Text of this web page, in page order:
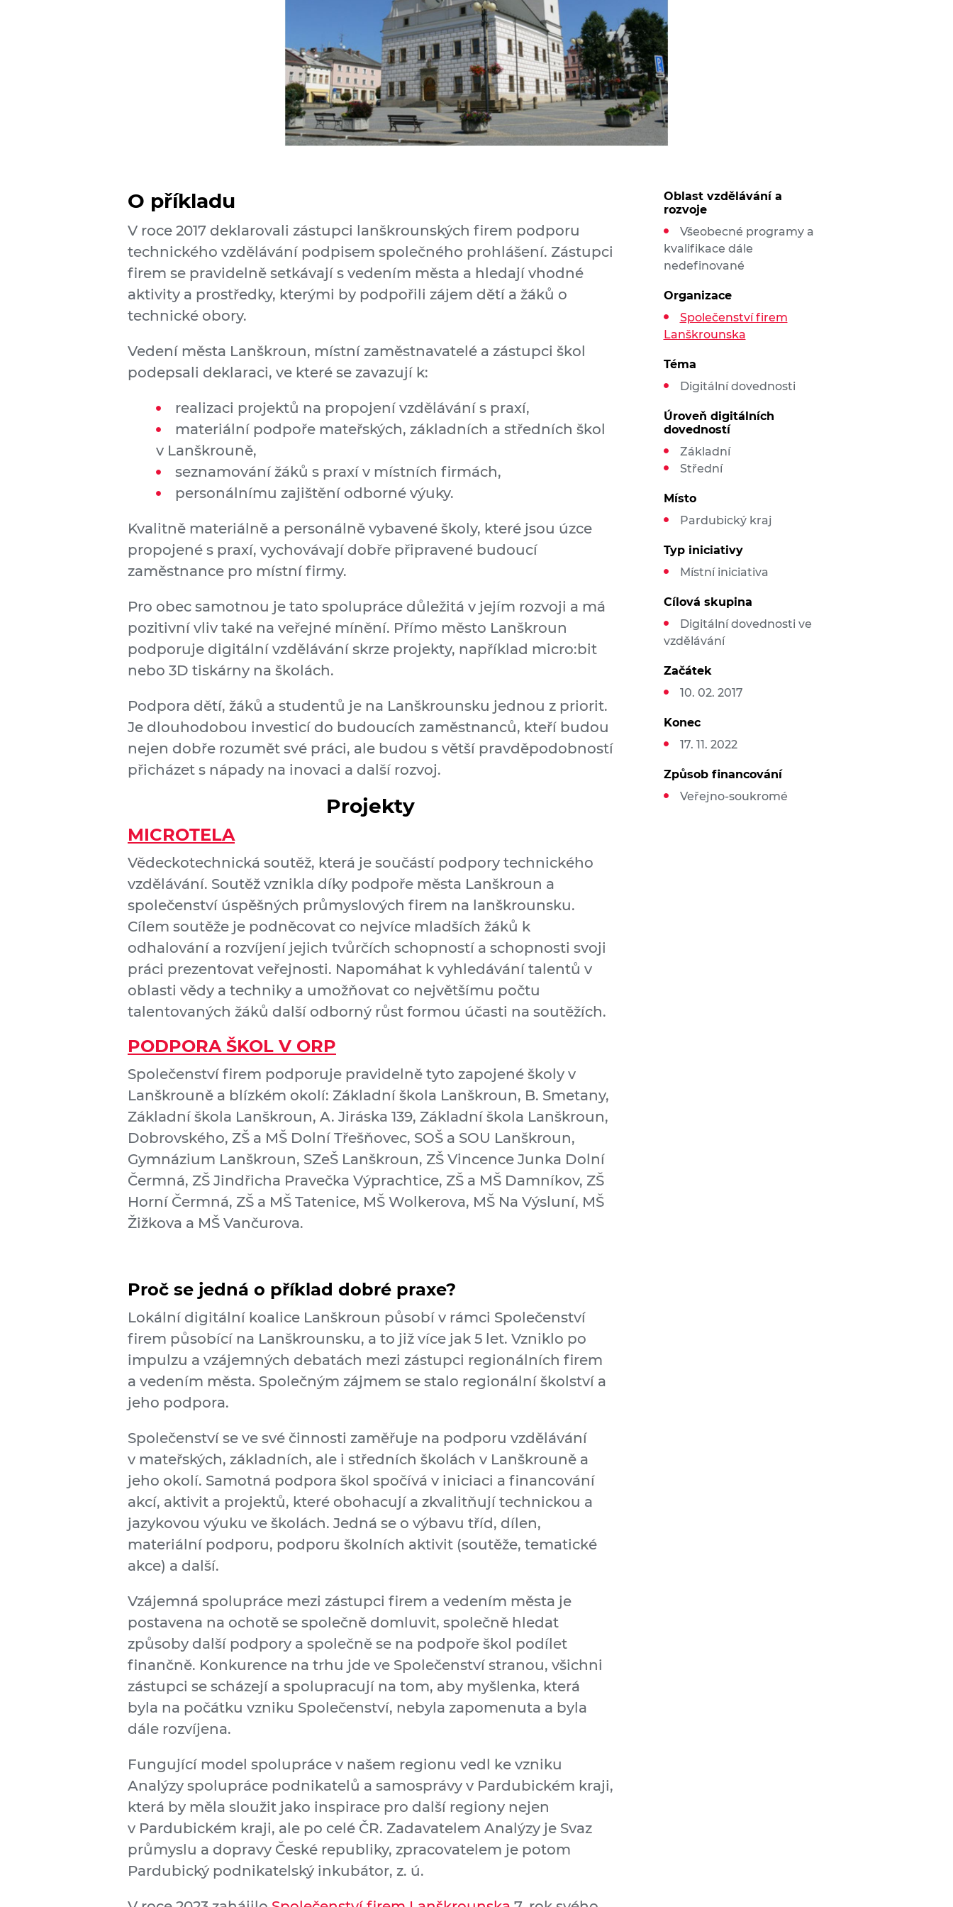
O příkladu
V roce 2017 deklarovali zástupci lanškrounských firem podporu
technického vzdělávání podpisem společného prohlášení. Zástupci
firem se pravidelně setkávají s vedením města a hledají vhodné
aktivity a prostředky, kterými by podpořili zájem dětí a žáků o
technické obory.
Vedení města Lanškroun, místní zaměstnavatelé a zástupci škol
podepsali deklaraci, ve které se zavazují k:
realizaci projektů na propojení vzdělávání s praxí,
materiální podpoře mateřských, základních a středních škol
v Lanškrouně,
seznamování žáků s praxí v místních firmách,
personálnímu zajištění odborné výuky.
Kvalitně materiálně a personálně vybavené školy, které jsou úzce
propojené s praxí, vychovávají dobře připravené budoucí
zaměstnance pro místní firmy.
Pro obec samotnou je tato spolupráce důležitá v jejím rozvoji a má
pozitivní vliv také na veřejné mínění. Přímo město Lanškroun
podporuje digitální vzdělávání skrze projekty, například micro:bit
nebo 3D tiskárny na školách.
Podpora dětí, žáků a studentů je na Lanškrounsku jednou z priorit.
Je dlouhodobou investicí do budoucích zaměstnanců, kteří budou
nejen dobře rozumět své práci, ale budou s větší pravděpodobností
přicházet s nápady na inovaci a další rozvoj.
Projekty
MICROTELA
Vědeckotechnická soutěž, která je součástí podpory technického
vzdělávání. Soutěž vznikla díky podpoře města Lanškroun a
společenství úspěšných průmyslových firem na lanškrounsku.
Cílem soutěže je podněcovat co nejvíce mladších žáků k
odhalování a rozvíjení jejich tvůrčích schopností a schopnosti svoji
práci prezentovat veřejnosti. Napomáhat k vyhledávání talentů v
oblasti vědy a techniky a umožňovat co největšímu počtu
talentovaných žáků další odborný růst formou účasti na soutěžích.
PODPORA ŠKOL V ORP
Společenství firem podporuje pravidelně tyto zapojené školy v
Lanškrouně a blízkém okolí: Základní škola Lanškroun, B. Smetany,
Základní škola Lanškroun, A. Jiráska 139, Základní škola Lanškroun,
Dobrovského, ZŠ a MŠ Dolní Třešňovec, SOŠ a SOU Lanškroun,
Gymnázium Lanškroun, SZeŠ Lanškroun, ZŠ Vincence Junka Dolní
Čermná, ZŠ Jindřicha Pravečka Výprachtice, ZŠ a MŠ Damníkov, ZŠ
Horní Čermná, ZŠ a MŠ Tatenice, MŠ Wolkerova, MŠ Na Výsluní, MŠ
Žižkova a MŠ Vančurova.
Proč se jedná o příklad dobré praxe?
Lokální digitální koalice Lanškroun působí v rámci Společenství
firem působící na Lanškrounsku, a to již více jak 5 let. Vzniklo po
impulzu a vzájemných debatách mezi zástupci regionálních firem
a vedením města. Společným zájmem se stalo regionální školství a
jeho podpora.
Společenství se ve své činnosti zaměřuje na podporu vzdělávání
v mateřských, základních, ale i středních školách v Lanškrouně a
jeho okolí. Samotná podpora škol spočívá v iniciaci a financování
akcí, aktivit a projektů, které obohacují a zkvalitňují technickou a
jazykovou výuku ve školách. Jedná se o výbavu tříd, dílen,
materiální podporu, podporu školních aktivit (soutěže, tematické
akce) a další.
Vzájemná spolupráce mezi zástupci firem a vedením města je
postavena na ochotě se společně domluvit, společně hledat
způsoby další podpory a společně se na podpoře škol podílet
finančně. Konkurence na trhu jde ve Společenství stranou, všichni
zástupci se scházejí a spolupracují na tom, aby myšlenka, která
byla na počátku vzniku Společenství, nebyla zapomenuta a byla
dále rozvíjena.
Fungující model spolupráce v našem regionu vedl ke vzniku
Analýzy spolupráce podnikatelů a samosprávy v Pardubickém kraji,
která by měla sloužit jako inspirace pro další regiony nejen
v Pardubickém kraji, ale po celé ČR. Zadavatelem Analýzy je Svaz
průmyslu a dopravy České republiky, zpracovatelem je potom
Pardubický podnikatelský inkubátor, z. ú.
Oblast vzdělávání a
rozvoje
Všeobecné programy a
kvalifikace dále
nedefinované
Organizace
Společenství firem
Lanškrounska
Téma
Digitální dovednosti
Úroveň digitálních
dovedností
Základní
Střední
Místo
Pardubický kraj
Typ iniciativy
Místní iniciativa
Cílová skupina
Digitální dovednosti ve
vzdělávání
Začátek
10. 02. 2017
Konec
17. 11. 2022
Způsob financování
Veřejno-soukromé